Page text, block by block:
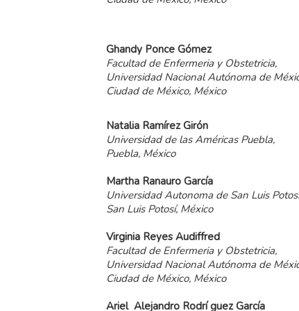
Ghandy Ponce Gómez
Facultad de Enfermeria y Obstetricia,
Universidad Nacional Autónoma de
Ciudad de México, México
Natalia Ramírez Girón
Universidad de las Américas Puebla,
Puebla, México
Martha Ranauro García
Universidad Autonoma de San Luis
San Luis Potosí, México
Virginia Reyes Audiffred
Facultad de Enfermeria y Obstetricia,
Universidad Nacional Autónoma de
Ciudad de México, México
Ariel Alejandro Rodrí guez García